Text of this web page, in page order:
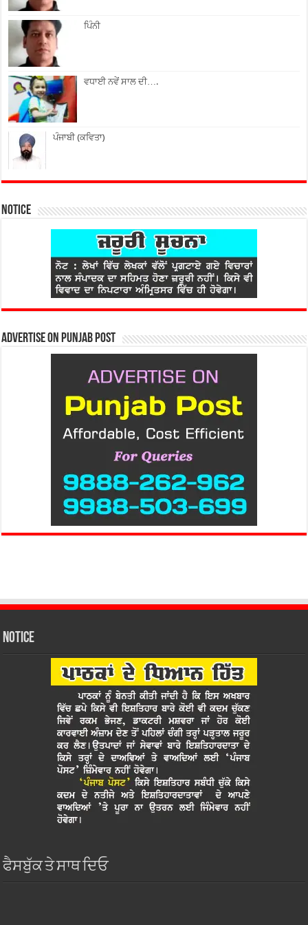
ਪਿੰਨੀ
ਵਧਾਈ ਨਵੇਂ ਸਾਲ ਦੀ….
ਪੰਜਾਬੀ (ਕਵਿਤਾ)
Notice
Advertise on Punjab Post
Notice
ਫੈਸਬੁੱਕ ਤੇ ਸਾਥ ਦਿਓ